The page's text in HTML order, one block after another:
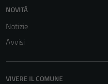
NOVITÀ
Notizie
Avvisi
VIVERE IL COMUNE